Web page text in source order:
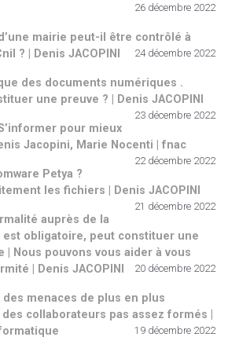
26 décembre 2022
mairie peut-il être contrôlé à
? | Denis JACOPINI
24 décembre 2022
des documents numériques .
une preuve ? | Denis JACOPINI
23 décembre 2022
pour mieux
Jacopini, Marie Nocenti | fnac
22 décembre 2022
Petya ?
les fichiers | Denis JACOPINI
21 décembre 2022
auprès de la
est obligatoire, peut constituer une
| Nous pouvons vous aider à vous
| Denis JACOPINI
20 décembre 2022
menaces de plus en plus
collaborateurs pas assez formés |
19 décembre 2022